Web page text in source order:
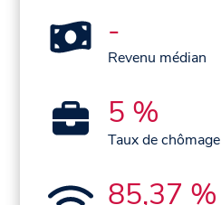
-
Revenu médian
5 %
Taux de chômage
85,37 %